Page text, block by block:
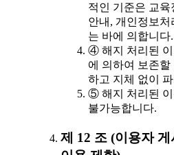
적인 기준은 교
안내, 개인정보
는 바에 의합니다.
④ 해지 처리된 이
에 의하여 보존할
하고 지체 없이
⑤ 해지 처리된 이
불가능합니다.
제 12 조 (이용자